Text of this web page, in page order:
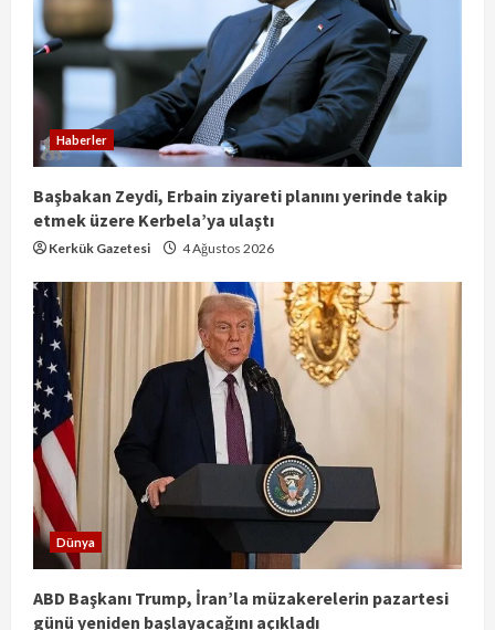
Haberler
Başbakan Zeydi, Erbain ziyareti planını yerinde takip
etmek üzere Kerbela’ya ulaştı
Kerkük Gazetesi 4 Ağustos 2026
Dünya
ABD Başkanı Trump, İran’la müzakerelerin pazartesi
günü yeniden başlayacağını açıkladı
اعترافات جديدة لمشارك في محاولة اغتيال
أردوغان بعد سنوات من الهروب
6 Ağustos 2026
3
IKBY Başkanı Neçirvan Barzani:
Başbakan Ali ez-Zeydi ile Verimli Bir
Görüşme Gerçekleştirdik
6 Ağustos 2026